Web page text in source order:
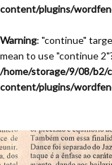
content/plugins/
Warning: "continue"
mean to use "continue
/home/storage/9/08/b2/
content/plugins/
Festival de